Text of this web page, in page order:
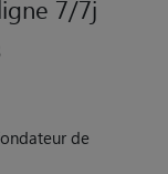
7/7j
de